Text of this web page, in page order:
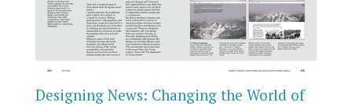
Designing News: Changing the World of